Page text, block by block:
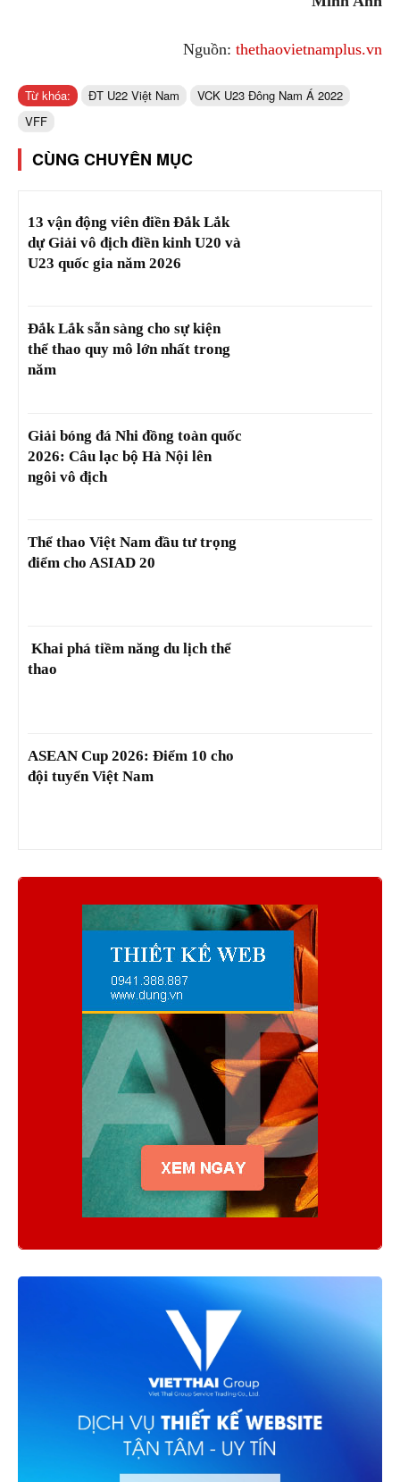
Nguồn: thethaovietnamplus.vn
Từ khóa: ĐT U22 Việt Nam
VCK U23 Đông Nam Á 2022
VFF
CÙNG CHUYÊN MỤC
13 vận động viên điền Đắk Lắk
dự Giải vô địch điền kinh U20 và
U23 quốc gia năm 2026
Đắk Lắk sẵn sàng cho sự kiện
thể thao quy mô lớn nhất trong
năm
Giải bóng đá Nhi đồng toàn quốc
2026: Câu lạc bộ Hà Nội lên
ngôi vô địch
Thể thao Việt Nam đầu tư trọng
điểm cho ASIAD 20
Khai phá tiềm năng du lịch thể
thao
ASEAN Cup 2026: Điểm 10 cho
đội tuyển Việt Nam